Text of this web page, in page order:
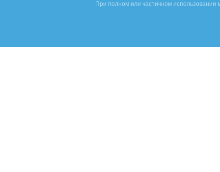
При полном или частичном использовании